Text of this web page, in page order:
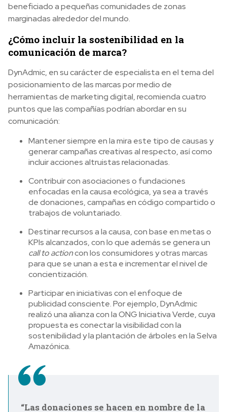
beneficiado a pequeñas comunidades de zonas
marginadas alrededor del mundo.
¿Cómo incluir la sostenibilidad en la
comunicación de marca?
DynAdmic, en su carácter de especialista en el tema del
posicionamiento de las marcas por medio de
herramientas de marketing digital, recomienda cuatro
puntos que las compañías podrían abordar en su
comunicación:
Mantener siempre en la mira este tipo de causas y
generar campañas creativas al respecto, así como
incluir acciones altruistas relacionadas.
Contribuir con asociaciones o fundaciones
enfocadas en la causa ecológica, ya sea a través
de donaciones, campañas en código compartido o
trabajos de voluntariado.
Destinar recursos a la causa, con base en metas o
KPIs alcanzados, con lo que además se genera un
call to actioncon los consumidores y otras marcas
para que se unan a esta e incrementar el nivel de
concientización.
Participar en iniciativas con el enfoque de
publicidad consciente. Por ejemplo, DynAdmic
realizó una alianza con la ONG Iniciativa Verde, cuya
propuesta es conectar la visibilidad con la
sostenibilidad y la plantación de árboles en la Selva
Amazónica.
“Las donaciones se hacen en nombre de la